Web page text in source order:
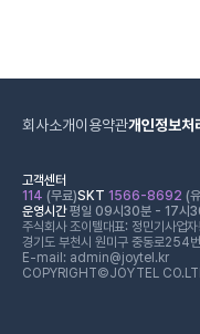
회사소개이용약관개인정보처
고객센터
114 (무료)SKT 1566-8692 (
운영시간평일 09시30분 - 17시
주식회사 조이텔대표: 정민기 사업
경기도 부천시 원미구 중동로254
E-mail: admin@joytel.kr
COPYRIGHT©JOYTEL